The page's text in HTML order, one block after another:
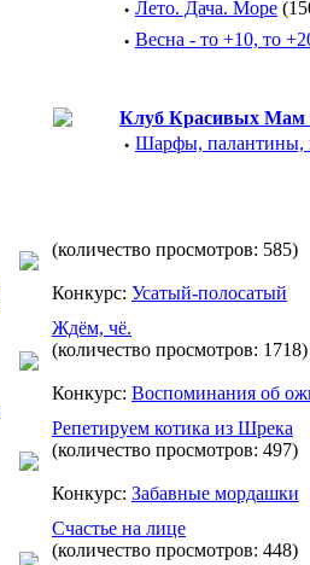
· Лето. Дача. Море
· Весна - то +10, то
Клуб Красивых Мам
· Шарфы, палантины,
(количество просмотров: 585)
Конкурс: Усатый-полосатый
Ждём, чё.
(количество просмотров: 1718)
Конкурс: Воспоминания об
Репетируем котика из Шрека
(количество просмотров: 497)
Конкурс: Забавные мордашки
Счастье на лице
(количество просмотров: 448)